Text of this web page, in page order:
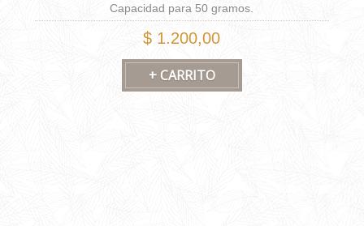
Capacidad para 50 gramos.
$ 1.200,00